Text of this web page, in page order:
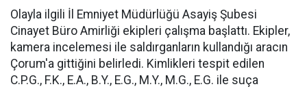
Olayla ilgili İl Emniyet Müdürlüğü Asayiş Şubesi
Cinayet Büro Amirliği ekipleri çalışma başlattı. Ekipler,
kamera incelemesi ile saldırganların kullandığı aracın
Çorum'a gittiğini belirledi. Kimlikleri tespit edilen
C.P.G., F.K., E.A., B.Y., E.G., M.Y., M.G., E.G. ile suça